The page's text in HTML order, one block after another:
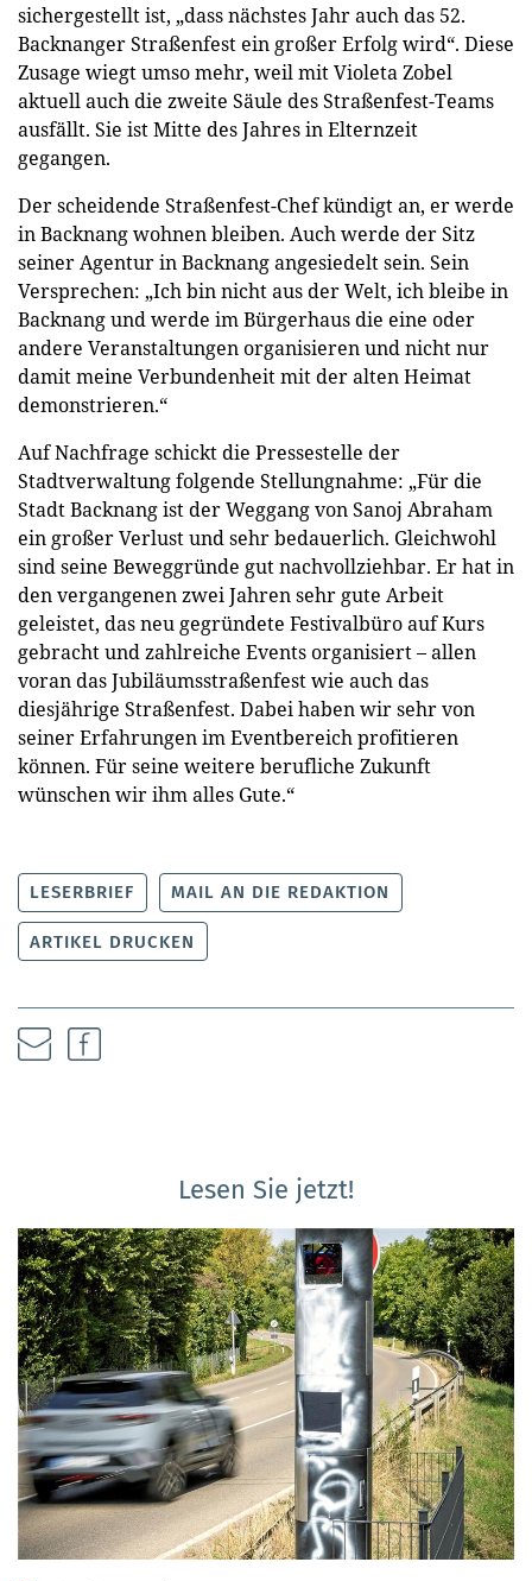
sichergestellt ist, „dass nächstes Jahr auch das 52.
Backnanger Straßenfest ein großer Erfolg wird“. Diese
Zusage wiegt umso mehr, weil mit Violeta Zobel
aktuell auch die zweite Säule des Straßenfest-Teams
ausfällt. Sie ist Mitte des Jahres in Elternzeit
gegangen.
Der scheidende Straßenfest-Chef kündigt an, er werde
in Backnang wohnen bleiben. Auch werde der Sitz
seiner Agentur in Backnang angesiedelt sein. Sein
Versprechen: „Ich bin nicht aus der Welt, ich bleibe in
Backnang und werde im Bürgerhaus die eine oder
andere Veranstaltungen organisieren und nicht nur
damit meine Verbundenheit mit der alten Heimat
demonstrieren.“
Auf Nachfrage schickt die Pressestelle der
Stadtverwaltung folgende Stellungnahme: „Für die
Stadt Backnang ist der Weggang von Sanoj Abraham
ein großer Verlust und sehr bedauerlich. Gleichwohl
sind seine Beweggründe gut nachvollziehbar. Er hat in
den vergangenen zwei Jahren sehr gute Arbeit
geleistet, das neu gegründete Festivalbüro auf Kurs
gebracht und zahlreiche Events organisiert – allen
voran das Jubiläumsstraßenfest wie auch das
diesjährige Straßenfest. Dabei haben wir sehr von
seiner Erfahrungen im Eventbereich profitieren
können. Für seine weitere berufliche Zukunft
wünschen wir ihm alles Gute.“
LESERBRIEF MAIL AN DIE REDAKTION
ARTIKEL DRUCKEN
Lesen Sie jetzt!